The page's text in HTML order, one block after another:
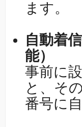
ます。
自動着
能）
事前に
と、そ
番号に